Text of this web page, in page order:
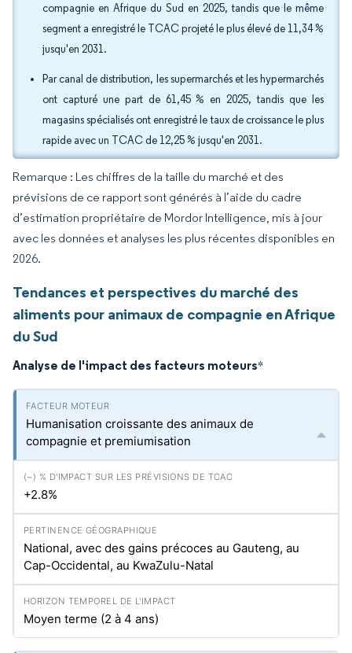
compagnie en Afrique du Sud en 2025, tandis que le même
segment a enregistré le TCAC projeté le plus élevé de 11,34 %
jusqu'en 2031.
Par canal de distribution, les supermarchés et les hypermarchés
ont capturé une part de 61,45 % en 2025, tandis que les
magasins spécialisés ont enregistré le taux de croissance le plus
rapide avec un TCAC de 12,25 % jusqu'en 2031.
Remarque : Les chiffres de la taille du marché et des
prévisions de ce rapport sont générés à l’aide du cadre
d’estimation propriétaire de Mordor Intelligence, mis à jour
avec les données et analyses les plus récentes disponibles en
2026.
Tendances et perspectives du marché des
aliments pour animaux de compagnie en Afrique
du Sud
Analyse de l'impact des facteurs moteurs*
Humanisation croissante des animaux de
compagnie et premiumisation
+2.8%
National, avec des gains précoces au Gauteng, au
Cap-Occidental, au KwaZulu-Natal
Moyen terme (2 à 4 ans)